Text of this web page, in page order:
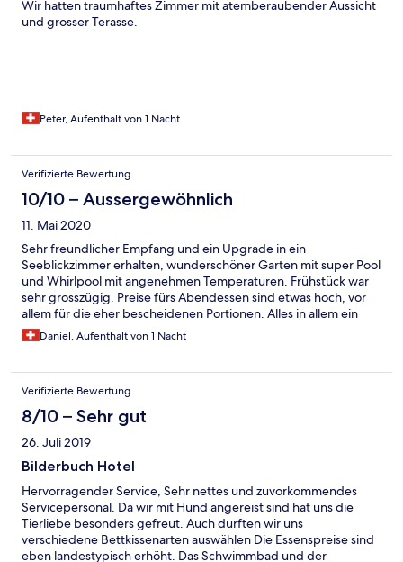
Wir hatten traumhaftes Zimmer mit atemberaubender Aussicht
und grosser Terasse.
Peter, Aufenthalt von 1 Nacht
Verifizierte Bewertung
10/10 – Aussergewöhnlich
11. Mai 2020
Sehr freundlicher Empfang und ein Upgrade in ein
Seeblickzimmer erhalten, wunderschöner Garten mit super Pool
und Whirlpool mit angenehmen Temperaturen. Frühstück war
sehr grosszügig. Preise fürs Abendessen sind etwas hoch, vor
allem für die eher bescheidenen Portionen. Alles in allem ein
gelohnter Ausflug !
Daniel, Aufenthalt von 1 Nacht
Verifizierte Bewertung
8/10 – Sehr gut
26. Juli 2019
Bilderbuch Hotel
Hervorragender Service, Sehr nettes und zuvorkommendes
Servicepersonal. Da wir mit Hund angereist sind hat uns die
Tierliebe besonders gefreut. Auch durften wir uns
verschiedene Bettkissenarten auswählen Die Essenspreise sind
eben landestypisch erhöht. Das Schwimmbad und der